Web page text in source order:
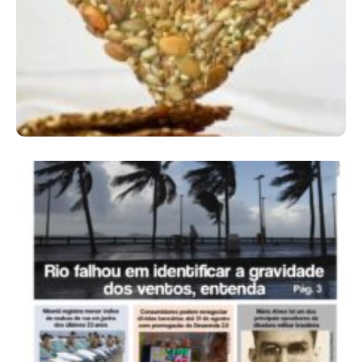
Comer Bem: Cracker De Sementes
Ano X – Número 366 01 A 07 De Agosto De
2026